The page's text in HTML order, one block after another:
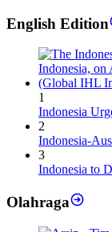
English Edition
1
Indonesia
2
Indonesia-
3
Indonesia to
Olahraga